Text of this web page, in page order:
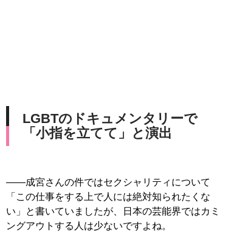
LGBTのドキュメンタリーで
「小指を立てて」と演出
――成宮さんの件ではセクシャリティについて
「この仕事をする上で人には絶対知られたくな
い」と書いていましたが、日本の芸能界ではカミ
ングアウトする人は少ないですよね。